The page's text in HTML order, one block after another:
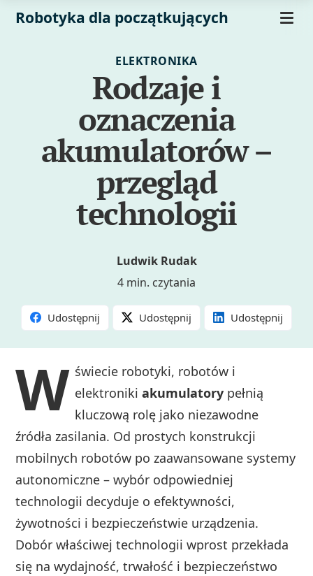
Robotyka dla początkujących
ELEKTRONIKA
Rodzaje i
oznaczenia
akumulatorów –
przegląd
technologii
Ludwik Rudak
4 min. czytania
Udostępnij Udostępnij Udostępnij
W świecie robotyki, robotów i
elektronikiakumulatory pełnią
kluczową rolę jako niezawodne
źródła zasilania. Od prostych konstrukcji
mobilnych robotów po zaawansowane systemy
autonomiczne – wybór odpowiedniej
technologii decyduje o efektywności,
żywotności i bezpieczeństwie urządzenia.
Dobór właściwej technologii wprost przekłada
się na wydajność, trwałość i bezpieczeństwo